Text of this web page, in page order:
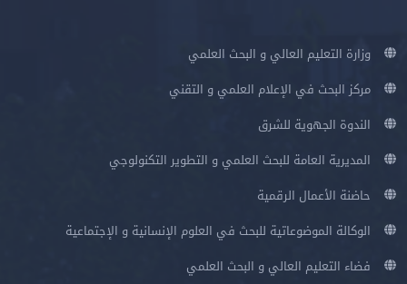
وزارة التعليم العالي و البحث العلمي
مركز البحث في الإعلام العلمي و التقني
الندوة الجهوية للشرق
المديرية العامة للبحث العلمي و التطوير التكنولوجي
حاضنة الأعمال الرقمية
الوكالة الموضوعاتية للبحث في العلوم الإنسانية و الإجتماعية
فضاء التعليم العالي و البحث العلمي